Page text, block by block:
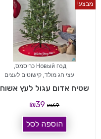
מבצע!
Новый год כריסמס
,
עצי חג מולד, קישוטים לעצים
שטיח אדום עגול לעץ אשוח
₪69
₪39
הוספה לסל